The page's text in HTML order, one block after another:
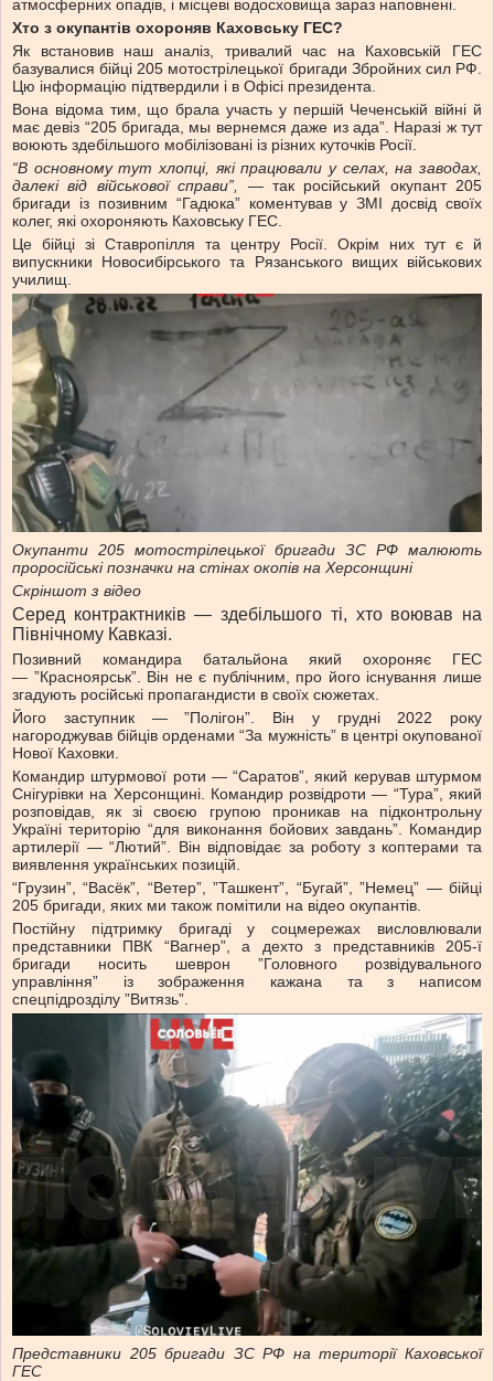
атмосферних опадів, і місцеві водосховища зараз наповнені.
​​Хто з окупантів охороняв Каховську ГЕС?
Як встановив наш аналіз, тривалий час на Каховській ГЕС
базувалися бійці 205 мотострілецької бригади Збройних сил РФ.
Цю інформацію підтвердили і в Офісі президента.
Вона відома тим, що брала участь у першій Чеченській війні й
має девіз “205 бригада, мы вернемся даже из ада”. Наразі ж тут
воюють здебільшого мобілізовані із різних куточків Росії.
“В основному тут хлопці, які працювали у селах, на заводах,
далекі від військової справи”, — так російський окупант 205
бригади із позивним “Гадюка” коментував у ЗМІ досвід своїх
колег, які охороняють Каховську ГЕС.
Це бійці зі Ставропілля та центру Росії. Окрім них тут є й
випускники Новосибірського та Рязанського вищих військових
училищ.
Окупанти 205 мотострілецької бригади ЗС РФ малюють
проросійські позначки на стінах окопів на Херсонщині
Скріншот з відео
Серед контрактників — здебільшого ті, хто воював на
Північному Кавказі.
Позивний командира батальйона який охороняє ГЕС
— ”Красноярськ”. Він не є публічним, про його існування лише
згадують російські пропагандисти в своїх сюжетах.
Його заступник — ”Полігон”. Він у грудні 2022 року
нагороджував бійців орденами “За мужність” в центрі окупованої
Нової Каховки.
Командир штурмової роти — “Саратов”, який керував штурмом
Снігурівки на Херсонщині. Командир розвідроти — “Тура”, який
розповідав, як зі своєю групою проникав на підконтрольну
Україні територію “для виконання бойових завдань”. Командир
артилерії — “Лютий”. Він відповідає за роботу з коптерами та
виявлення українських позицій.
“Грузин”, “Васёк”, “Ветер”, ”Ташкент”, “Бугай”, ”Немец” — бійці
205 бригади, яких ми також помітили на відео окупантів.
Постійну підтримку бригаді у соцмережах висловлювали
представники ПВК “Вагнер”, а дехто з представників 205-ї
бригади носить шеврон ”Головного розвідувального
управління” із зображення кажана та з написом
спецпідрозділу ”Витязь”.
Представники 205 бригади ЗС РФ на території Каховської
ГЕС